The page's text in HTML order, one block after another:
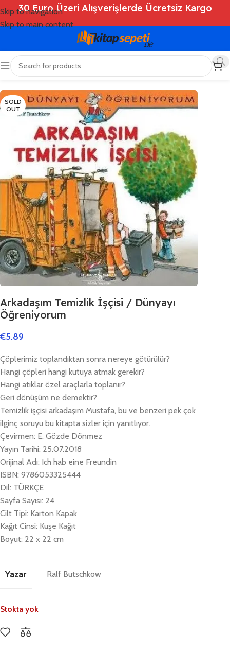
Skip to navigation
Skip to main content
30 Euro Üzeri Alışverişlerde Ücretsiz Kargo
Ana Sayfa Shop
SOLD
OUT
Arkadaşım Temizlik İşçisi / Dünyayı
Öğreniyorum
€5.89
Çöplerimiz toplandıktan sonra nereye götürülür?
Hangi çöpleri hangi kutuya atmak gerekir?
Hangi atıklar özel araçlarla toplanır?
Geri dönüşüm ne demektir?
Temizlik işçisi arkadaşım Mustafa, bu ve benzeri pek çok
ilginç soruyu bu kitapta sizler için yanıtlıyor.
Çevirmen: E. Gözde Dönmez
Yayın Tarihi: 25.07.2018
Orijinal Adı: Ich hab eine Freundin
ISBN: 9786053325444
Dil: TÜRKÇE
Sayfa Sayısı: 24
Cilt Tipi: Karton Kapak
Kağıt Cinsi: Kuşe Kağıt
Boyut: 22 x 22 cm
Yazar Ralf Butschkow
Stokta yok